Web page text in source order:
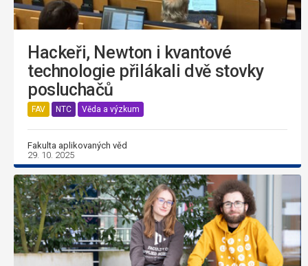
Hackeři, Newton i kvantové
technologie přilákali dvě stovky
posluchačů
FAV NTC Věda a výzkum
Fakulta aplikovaných věd
29. 10. 2025